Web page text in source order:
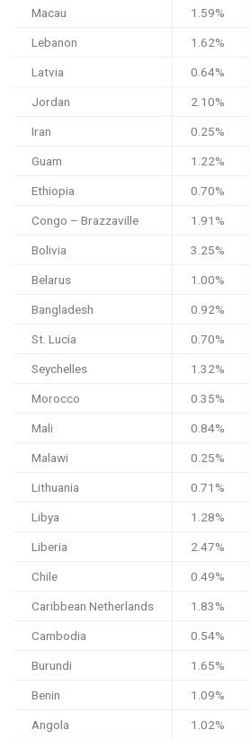
Macau 1.59%
Lebanon 1.62%
Latvia 0.64%
Jordan 2.10%
Iran 0.25%
Guam 1.22%
Ethiopia 0.70%
Congo – Brazzaville 1.91%
Bolivia 3.25%
Belarus 1.00%
Bangladesh 0.92%
St. Lucia 0.70%
Seychelles 1.32%
Morocco 0.35%
Mali 0.84%
Malawi 0.25%
Lithuania 0.71%
Libya 1.28%
Liberia 2.47%
Chile 0.49%
Caribbean Netherlands 1.83%
Cambodia 0.54%
Burundi 1.65%
Benin 1.09%
Angola 1.02%